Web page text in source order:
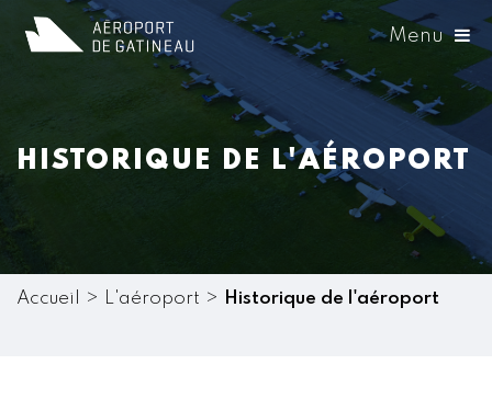
Menu
HISTORIQUE DE L'AÉROPORT
Accueil L'aéroport Historique de l'aéroport